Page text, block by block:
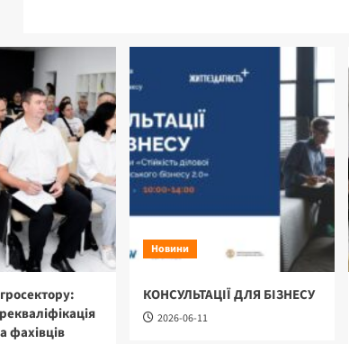
фахівців
Новини
КОНСУЛЬТАЦІЇ ДЛЯ БІЗНЕСУ
2026-06-11